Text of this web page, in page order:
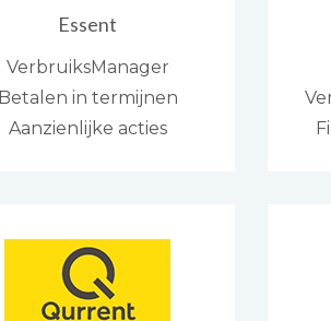
Essent
VerbruiksManager
Betalen in termijnen
Aanzienlijke acties